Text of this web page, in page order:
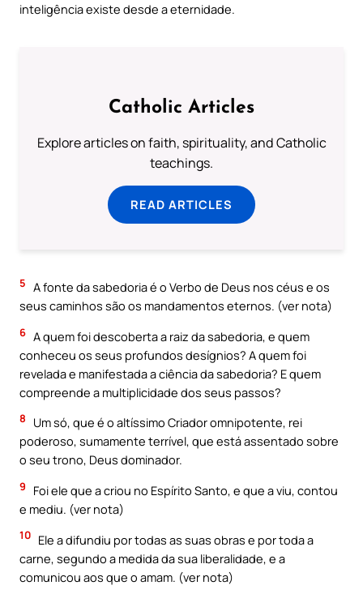
inteligência existe desde a eternidade.
Catholic Articles
Explore articles on faith, spirituality, and Catholic
teachings.
READ ARTICLES
5 A fonte da sabedoria é o Verbo de Deus nos céus e os
seus caminhos são os mandamentos eternos. (ver nota)
6 A quem foi descoberta a raiz da sabedoria, e quem
conheceu os seus profundos desígnios? A quem foi
revelada e manifestada a ciência da sabedoria? E quem
compreende a multiplicidade dos seus passos?
8
Um só, que é o altíssimo Criador omnipotente, rei
poderoso, sumamente terrível, que está assentado sobre
o seu trono, Deus dominador.
9
Foi ele que a criou no Espírito Santo, e que a viu, contou
e mediu. (ver nota)
10 Ele a difundiu por todas as suas obras e por toda a
carne, segundo a medida da sua liberalidade, e a
comunicou aos que o amam. (ver nota)